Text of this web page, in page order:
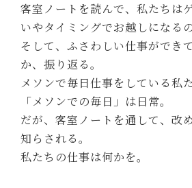
客室ノートを読んで、私たちは
いやタイミングでお越しになる
そして、ふさわしい仕事ができ
か、振り返る。
メソンで毎日仕事をしている私
「メソンでの毎日」は日常。
だが、客室ノートを通して、改
知らされる。
私たちの仕事は何かを。